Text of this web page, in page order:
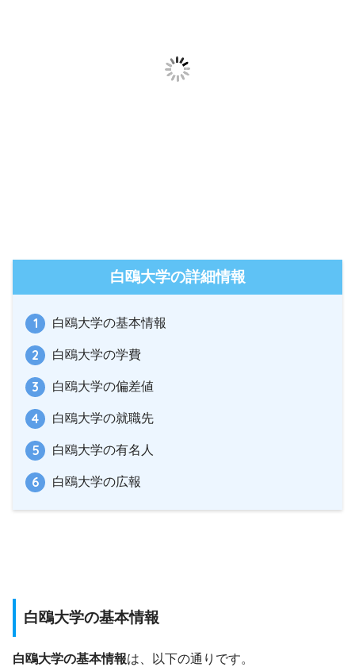
白鴎大学の詳細情報
白鴎大学の基本情報
白鴎大学の学費
白鴎大学の偏差値
白鴎大学の就職先
白鴎大学の有名人
白鴎大学の広報
白鴎大学の基本情報
白鴎大学の基本情報は、以下の通りです。